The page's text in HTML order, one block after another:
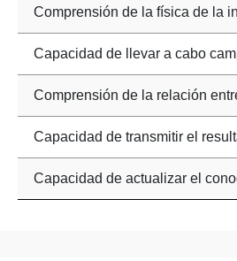
Comprensión de la física de la
Capacidad de llevar a cabo
Comprensión de la relación
Capacidad de transmitir el
Capacidad de actualizar el